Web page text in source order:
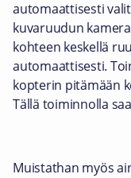
automaattisesti
kuvaruudun
kohteen keskellä
automaattisesti.
kopterin pitämään
Tällä toiminnolla
Muistathan myös